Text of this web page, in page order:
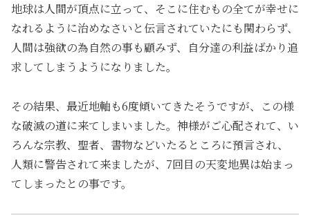
地球は人間が頂点に立って、そこに住むもの全てが幸せに
なれるように治めなさいと伝言されていたにも関わらず、
人間は強欲の為自然の事も顧みず、自分達の利益ばかり追
求してしまうようになりました。
その結果、最近地軸も6度傾いてきたそうですが、この様
な破滅の道に来てしまいました。神様がご心配されて、い
ろんな宗教、聖者、書物などいたるところに預言され、
人類に警告されて来ましたが、7回目の天変地異は始まっ
てしまったとの事です。